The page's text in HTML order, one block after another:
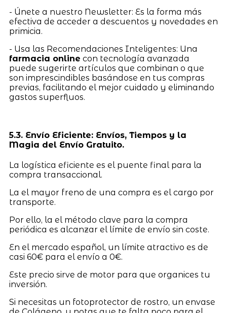
- Únete a nuestro Newsletter: Es la forma más
efectiva de acceder a descuentos y novedades en
primicia.
- Usa las Recomendaciones Inteligentes: Una
farmacia online con tecnología avanzada
puede sugerirte artículos que combinan o que
son imprescindibles basándose en tus compras
previas, facilitando el mejor cuidado y eliminando
gastos superfluos.
5.3. Envío Eficiente: Envíos, Tiempos y la
Magia del Envío Gratuito.
La logística eficiente es el puente final para la
compra transaccional.
La el mayor freno de una compra es el cargo por
transporte.
Por ello, la el método clave para la compra
periódica es alcanzar el límite de envío sin coste.
En el mercado español, un límite atractivo es de
casi 60€ para el envío a 0€.
Este precio sirve de motor para que organices tu
inversión.
Si necesitas un fotoprotector de rostro, un envase